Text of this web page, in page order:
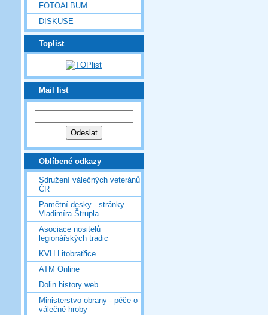
FOTOALBUM
DISKUSE
Toplist
Mail list
Oblíbené odkazy
Sdružení válečných veteránů
ČR
Pamětní desky - stránky
Vladimíra Štrupla
Asociace nositelů
legionářských tradic
KVH Litobratřice
ATM Online
Dolin history web
Ministerstvo obrany - péče o
válečné hroby